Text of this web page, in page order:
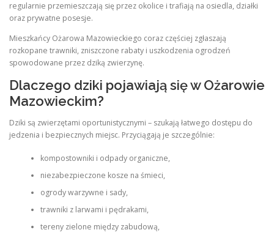
regularnie przemieszczają się przez okolice i trafiają na osiedla, działki
oraz prywatne posesje.
Mieszkańcy Ożarowa Mazowieckiego coraz częściej zgłaszają
rozkopane trawniki, zniszczone rabaty i uszkodzenia ogrodzeń
spowodowane przez dziką zwierzynę.
Dlaczego dziki pojawiają się w Ożarowie
Mazowieckim?
Dziki są zwierzętami oportunistycznymi – szukają łatwego dostępu do
jedzenia i bezpiecznych miejsc. Przyciągają je szczególnie:
kompostowniki i odpady organiczne,
niezabezpieczone kosze na śmieci,
ogrody warzywne i sady,
trawniki z larwami i pędrakami,
tereny zielone między zabudową,